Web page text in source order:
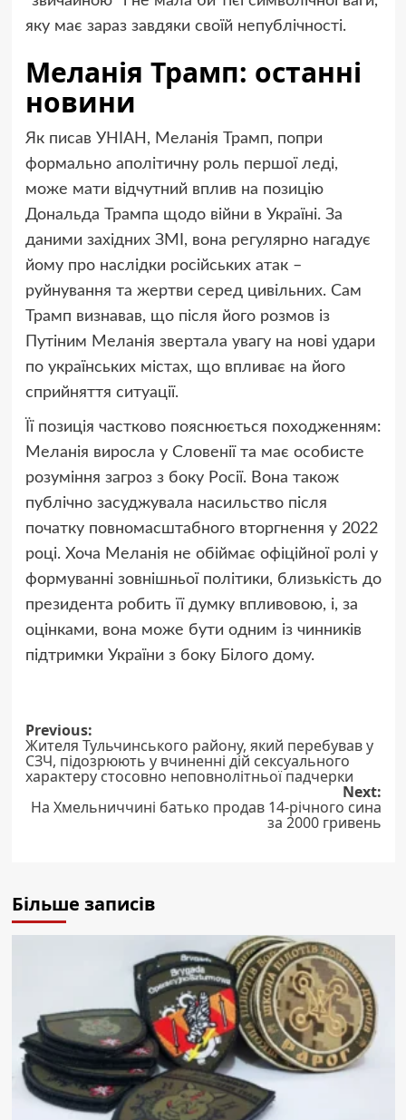
яку має зараз завдяки своїй непублічності.
Меланія Трамп: останні
новини
Як писав УНІАН, Меланія Трамп, попри
формально аполітичну роль першої леді,
може мати відчутний вплив на позицію
Дональда Трампа щодо війни в Україні. За
даними західних ЗМІ, вона регулярно нагадує
йому про наслідки російських атак –
руйнування та жертви серед цивільних. Сам
Трамп визнавав, що після його розмов із
Путіним Меланія звертала увагу на нові удари
по українських містах, що впливає на його
сприйняття ситуації.
Її позиція частково пояснюється походженням:
Меланія виросла у Словенії та має особисте
розуміння загроз з боку Росії. Вона також
публічно засуджувала насильство після
початку повномасштабного вторгнення у 2022
році. Хоча Меланія не обіймає офіційної ролі у
формуванні зовнішньої політики, близькість до
президента робить її думку впливовою, і, за
оцінками, вона може бути одним із чинників
підтримки України з боку Білого дому.
Post
navigation
Previous:
Жителя Тульчинського району, який перебував у
СЗЧ, підозрюють у вчиненні дій сексуального
характеру стосовно неповнолітньої падчерки
Next:
На Хмельниччині батько продав 14-річного сина
за 2000 гривень
Більше записів